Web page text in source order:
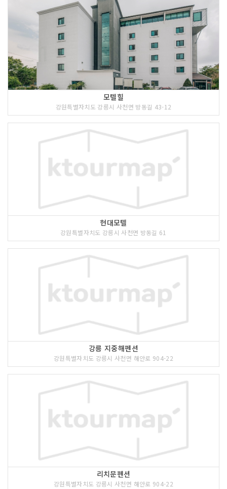
<<코스 설명>>
정감이마을은 강릉시 강동면에 위치한 모
전1리, 상시동2리, 언별1,2리 네 개의 마
을에 513가구가 사는 마을이다. 감이 맛
있기로 유명한 곳이기도 하다. 싱싱한 감
을 씨가 여물기 전에 따서 갈아서 면포에
거른 후 최소 세 번 이상 빨고 널기를 반
복하는 감물 들이기 체험과 초충도 LED
등 만들기 체험 등 다양한 체험이 있다.
<<코스 설명>>
정동진에서 해수욕할 수 있는 곳은 세 곳
이 있는데, 정동진역앞의 바다와 모래시
계 공원 앞의 바다, 그리고 정동진 방파제
가 있는 바다이다. 넓고 이용하기 쉬운 곳
은 정동진역앞의 해변과 모래시계공원 앞
의 바다이다. 모래시계 공원이 낮과 밤을
밝혀주며 남으로는 조각(해돋이)공원과
헌화로가 있는 관광명소이다.
모텔힐
강원특별자치도 강릉시 사천면 방동길 43-12
현대모텔
강원특별자치도 강릉시 사천면 방동길 61
강릉 지중해펜션
강원특별자치도 강릉시 사천면 해안로 904-22
리치문펜션
강원특별자치도 강릉시 사천면 해안로 904-22